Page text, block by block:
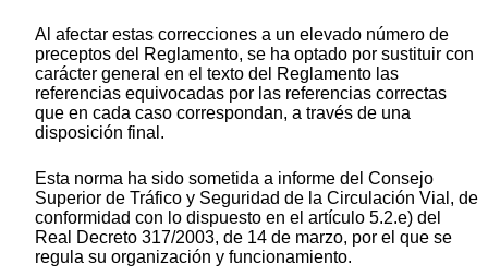
Al afectar estas correcciones a un elevado número de
preceptos del Reglamento, se ha optado por sustituir con
carácter general en el texto del Reglamento las
referencias equivocadas por las referencias correctas
que en cada caso correspondan, a través de una
disposición final.
Esta norma ha sido sometida a informe del Consejo
Superior de Tráfico y Seguridad de la Circulación Vial, de
conformidad con lo dispuesto en el artículo 5.2.e) del
Real Decreto 317/2003, de 14 de marzo, por el que se
regula su organización y funcionamiento.